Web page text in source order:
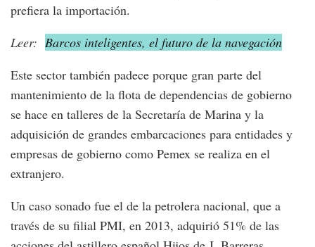
prefiera la importación.
Leer: Barcos inteligentes, el futuro de la navegación
Este sector también padece porque gran parte del
mantenimiento de la flota de dependencias de gobierno
se hace en talleres de la Secretaría de Marina y la
adquisición de grandes embarcaciones para entidades y
empresas de gobierno como Pemex se realiza en el
extranjero.
Un caso sonado fue el de la petrolera nacional, que a
través de su filial PMI, en 2013, adquirió 51% de las